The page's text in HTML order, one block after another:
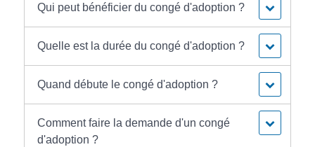
Qui peut bénéficier du congé d'adoption ?
Quelle est la durée du congé d'adoption ?
Quand débute le congé d'adoption ?
Comment faire la demande d'un congé
d'adoption ?